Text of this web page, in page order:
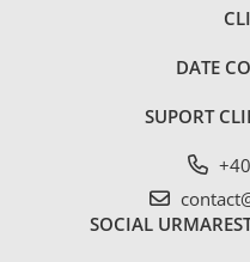
DATE
SUPORT
SOCIAL